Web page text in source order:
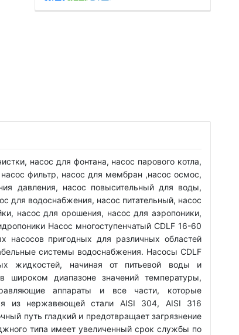
насос для фонтана, насос парового котла,
фильтр, насос для мембран ,насос осмос,
давления, насос повысительный для воды,
для водоснабжения, насос питательный, насос
насос для орошения, насос для аэропоники,
Насос многоступенчатый CDLF 16-60
насосов пригодных для различных областей
системы водоснабжения. Насосы CDLF
жидкостей, начиная от питьевой воды и
широком диапазоне значений температуры,
аппараты и все части, которые
из нержавеющей стали AISI 304, AISI 316
путь гладкий и предотвращает загрязнение
типа имеет увеличенный срок службы по